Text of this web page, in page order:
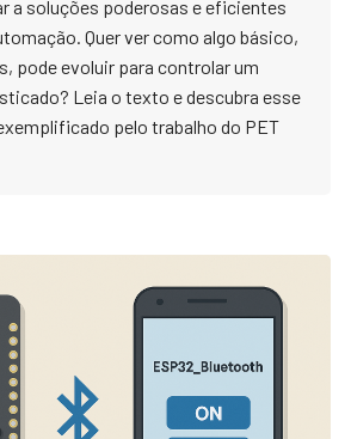
a soluções poderosas e eficientes
Quer ver como algo básico,
pode evoluir para controlar um
Leia o texto e descubra esse
pelo trabalho do PET